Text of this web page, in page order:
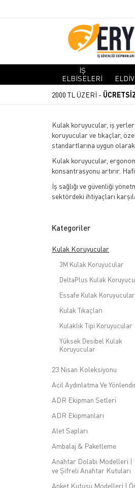
İŞ
ELBİSELERİ
2000 TL ÜZERİ -
Kulak koruyucular, iş
koruyucular ve tıkaçlar,
standartlarına uygun
Kulak koruyucular,
konsantrasyonu artırır.
İş sağlığı ve güvenliği
sektördeki ihtiyaçları
Kategoriler
Kulak Koruyucular
3M Kulak Koruyucular
DeltaPlus Kulak
Essafe Kulak Koruyucular
Kulak Tıkaçları
Kulaklık Tipi Koruyucular
Yüksek Desibel Kulak
Koruyucular
23 Nisan Koleksiyonu
Acil Aydınlatma Ve
ADR Ekipman Setleri
ADR Ekipmanları
Alet Sapları
Ambalaj & Paketleme
Anahtar Dolabı Modelleri |
ve Şifreli Anahtar Kutuları
Anket Kutusu Modelleri |